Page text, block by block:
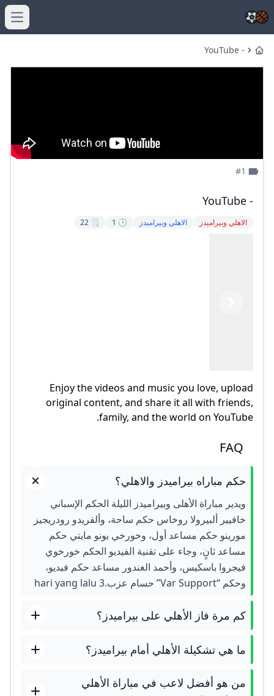
Home
- YouTube
- YouTube
الاهلي وبيراميدز الاهلي وبيراميدز 🕒 1
🗒️ 22
Enjoy the videos and music you love, upload
original content, and share it all with friends,
family, and the world on YouTube.
FAQ
حكم مباراه بيراميدز والاهلي؟
ويدير مباراة الأهلى وبيراميدز الليلة الحكم الإسباني
خافيير ألبيرولا روخاس حكم ساحة، وألفريدو رودريجيز
مورينو حكم مساعد أول، وخورخي بونو مايتي حكم
مساعد ثانٍ، وجاء على تقنية الفيديو الحكم خورخوي
فيجروا باسكيس، وأحمد الغندور مساعد حكم فيديو،
وحكم “Var Support” حسام عزب.3 hari yang lalu
كم مرة فاز الأهلي على بيراميدز؟
ما هي تشكيلة الأهلي أمام بيراميدز؟
من هو أفضل لاعب في مباراة الأهلي